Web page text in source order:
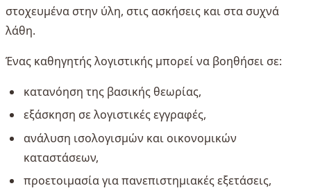
στοχευμένα στην ύλη, στις ασκήσεις και στα συχνά
λάθη.
Ένας καθηγητής λογιστικής μπορεί να βοηθήσει σε:
κατανόηση της βασικής θεωρίας,
εξάσκηση σε λογιστικές εγγραφές,
ανάλυση ισολογισμών και οικονομικών
καταστάσεων,
προετοιμασία για πανεπιστημιακές εξετάσεις,